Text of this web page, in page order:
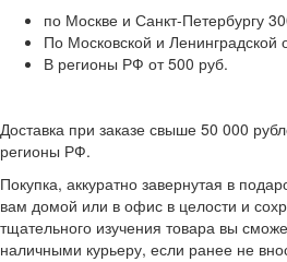
по Москве и Санкт-Петербургу
По Московской и Ленинградской
В регионы РФ от 500 руб.
Доставка при заказе свыше 50 000
регионы РФ.
Покупка, аккуратно завернутая в
вам домой или в офис в целости и
тщательного изучения товара вы
наличными курьеру, если ранее не